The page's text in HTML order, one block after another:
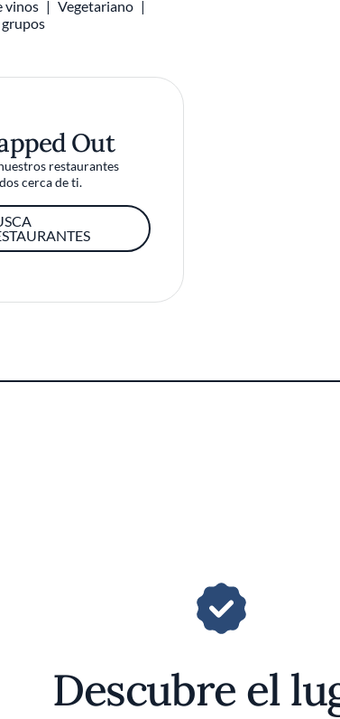
vinos
Vegetariano
Out
restaurantes
cerca de ti.
Descubre el